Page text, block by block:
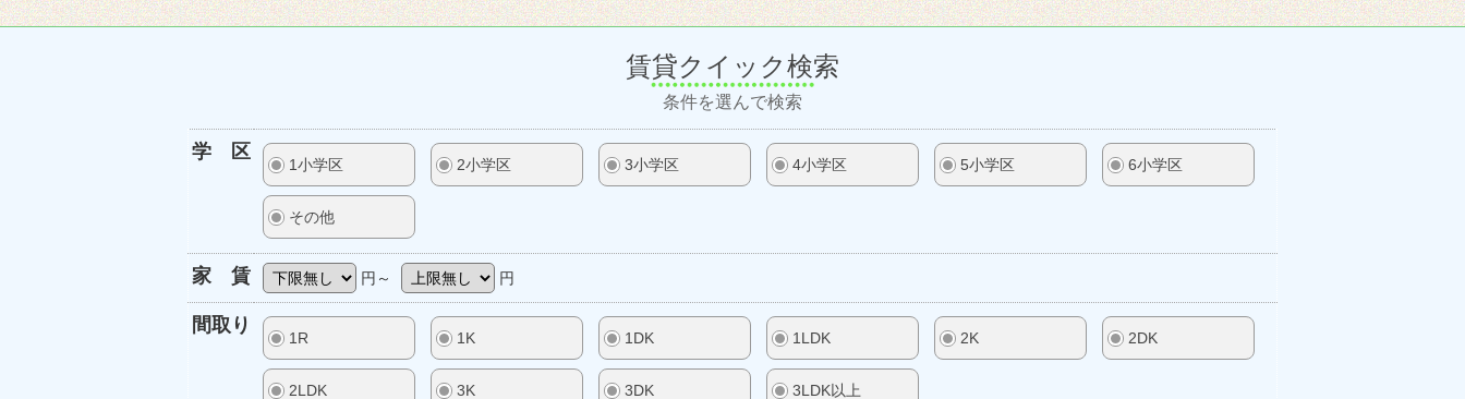
賃貸クイック検索
条件を選んで検索
学 区
1小学区 2小学区 3小学区 4小学区 5小学区 6小学区
その他
家 賃 円～ 円
間取り
1R 1K 1DK 1LDK 2K 2DK
2LDK 3K 3DK 3LDK以上